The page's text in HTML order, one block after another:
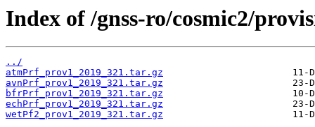
Index of /gnss-ro/cosmic2/
../
atmPrf_prov1_2019_321.tar.gz
avnPrf_prov1_2019_321.tar.gz
bfrPrf_prov1_2019_321.tar.gz
echPrf_prov1_2019_321.tar.gz
wetPf2_prov1_2019_321.tar.gz